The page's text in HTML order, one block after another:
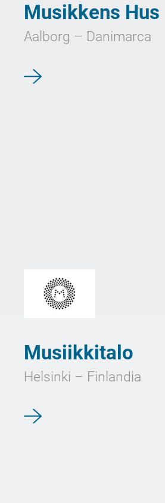
Musikkens Hus
Aalborg – Danimarca
Musiikkitalo
Helsinki – Finlandia